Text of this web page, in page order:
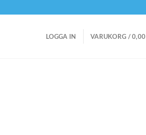
LOGGA IN VARUKORG /0,00